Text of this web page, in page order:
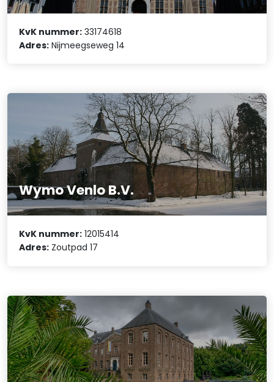
KvK nummer: 33174618
Adres: Nijmeegseweg 14
Wymo Venlo B.V.
KvK nummer: 12015414
Adres: Zoutpad 17